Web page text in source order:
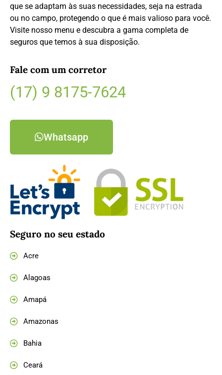
que se adaptam às suas necessidades, seja na estrada
ou no campo, protegendo o que é mais valioso para você.
Visite nosso menu e descubra a gama completa de
seguros que temos à sua disposição.
Fale com um corretor
(17) 9 8175-7624
Whatsapp
Seguro no seu estado
Acre
Alagoas
Amapá
Amazonas
Bahia
Ceará